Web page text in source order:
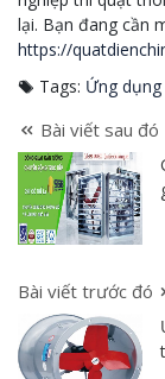
lại. Bạn đang cần
https://
Tags: Ứng
Bài viết sau đó
Bài viết trước đó